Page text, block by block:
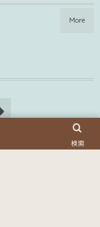
More
検索